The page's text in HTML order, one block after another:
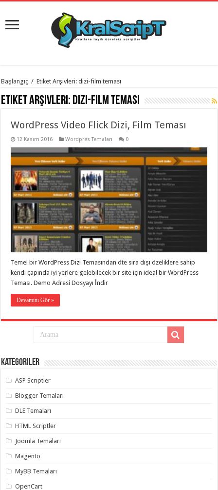
istanbul
evden
eve
organizasyon,
evden
taşımacılık,
taşımacılık,
gaziantep
evden
taşımacılık,
taşımacılık,
gaziantep
evden
gaziantep
evden
taşımacılık,
gaziantep
evden
gaziantep
eve
taşımacılık,
asansörlü
gaziantep
eve
gaziantep
gaziantep
gaziantep
organizasyon
gaziantep
organizasyon
gaziantep
Başlangıç / Etiket Arşivleri: dizi-film teması
Etiket Arşivleri: dizi-film teması
WordPress Video Flick Dizi, Film Teması
12 Kasım 2016 Wordpres Temaları 0
Temel bir WordPress Dizi Temasından öte sıra dışı özeliklere sahip
kendi çapında iyi yerlere gelebilecek bir site için ideal bir WordPress
Teması. Demo Adresi Dosyayı İndir
Devamını Gör »
Kategoriler
ASP Scriptler
Blogger Temaları
DLE Temaları
HTML Scriptler
Joomla Temaları
Magento
MyBB Temaları
OpenCart